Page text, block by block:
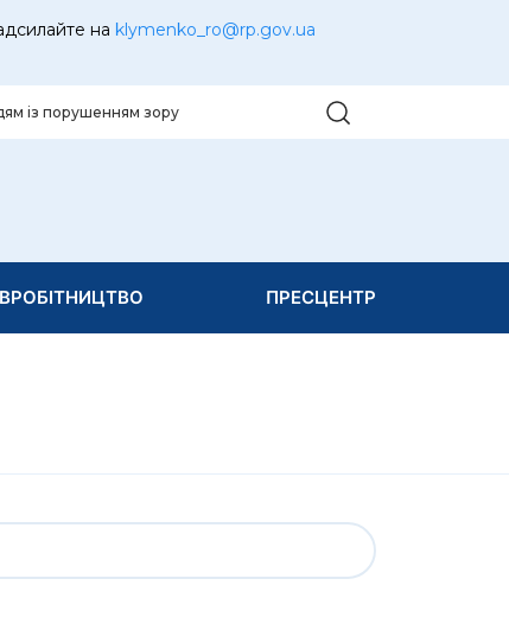
на klymenko_ro@rp.gov.ua
із порушенням зору
ПРЕСЦЕНТР